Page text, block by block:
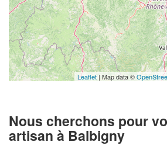
Leaflet | Map data ©
Nous cherchons pour
artisan à Balbigny